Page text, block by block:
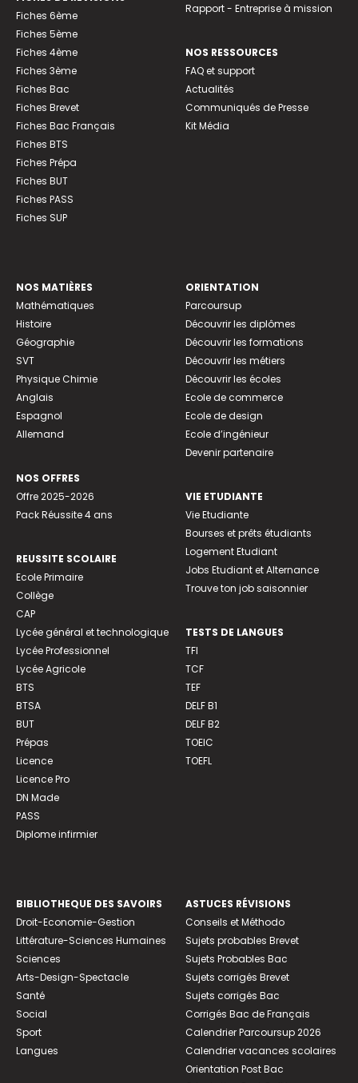
Fiches 6ème
Fiches 5ème
Fiches 4ème
Fiches 3ème
Fiches Bac
Fiches Brevet
Fiches Bac Français
Fiches BTS
Fiches Prépa
Fiches BUT
Fiches PASS
Fiches SUP
Rapport - Entreprise à mission
NOS RESSOURCES
FAQ et support
Actualités
Communiqués de Presse
Kit Média
NOS MATIÈRES
Mathématiques
Histoire
Géographie
SVT
Physique Chimie
Anglais
Espagnol
Allemand
NOS OFFRES
Offre 2025-2026
Pack Réussite 4 ans
REUSSITE SCOLAIRE
Ecole Primaire
Collège
CAP
Lycée général et technologique
Lycée Professionnel
Lycée Agricole
BTS
BTSA
BUT
Prépas
Licence
Licence Pro
DN Made
PASS
Diplome infirmier
ORIENTATION
Parcoursup
Découvrir les diplômes
Découvrir les formations
Découvrir les métiers
Découvrir les écoles
Ecole de commerce
Ecole de design
Ecole d’ingénieur
Devenir partenaire
VIE ETUDIANTE
Vie Etudiante
Bourses et prêts étudiants
Logement Etudiant
Jobs Etudiant et Alternance
Trouve ton job saisonnier
TESTS DE LANGUES
TFI
TCF
TEF
DELF B1
DELF B2
TOEIC
TOEFL
BIBLIOTHEQUE DES SAVOIRS
Droit-Economie-Gestion
Littérature-Sciences Humaines
Sciences
Arts-Design-Spectacle
Santé
Social
Sport
Langues
ASTUCES RÉVISIONS
Conseils et Méthodo
Sujets probables Brevet
Sujets Probables Bac
Sujets corrigés Brevet
Sujets corrigés Bac
Corrigés Bac de Français
Calendrier Parcoursup 2026
Calendrier vacances scolaires
Orientation Post Bac